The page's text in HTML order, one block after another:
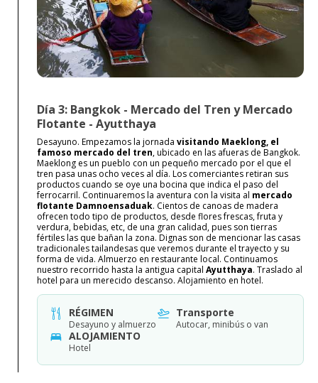
Día 3: Bangkok - Mercado del Tren y Mercado
Flotante - Ayutthaya
Desayuno. Empezamos la jornada visitando Maeklong, el
famoso mercado del tren, ubicado en las afueras de Bangkok.
Maeklong es un pueblo con un pequeño mercado por el que el
tren pasa unas ocho veces al día. Los comerciantes retiran sus
productos cuando se oye una bocina que indica el paso del
ferrocarril. Continuaremos la aventura con la visita al mercado
flotante Damnoensaduak. Cientos de canoas de madera
ofrecen todo tipo de productos, desde flores frescas, fruta y
verdura, bebidas, etc, de una gran calidad, pues son tierras
fértiles las que bañan la zona. Dignas son de mencionar las casas
tradicionales tailandesas que veremos durante el trayecto y su
forma de vida. Almuerzo en restaurante local. Continuamos
nuestro recorrido hasta la antigua capital Ayutthaya. Traslado al
hotel para un merecido descanso. Alojamiento en hotel.
RÉGIMEN
Desayuno y almuerzo
Transporte
Autocar, minibús o van
ALOJAMIENTO
Hotel